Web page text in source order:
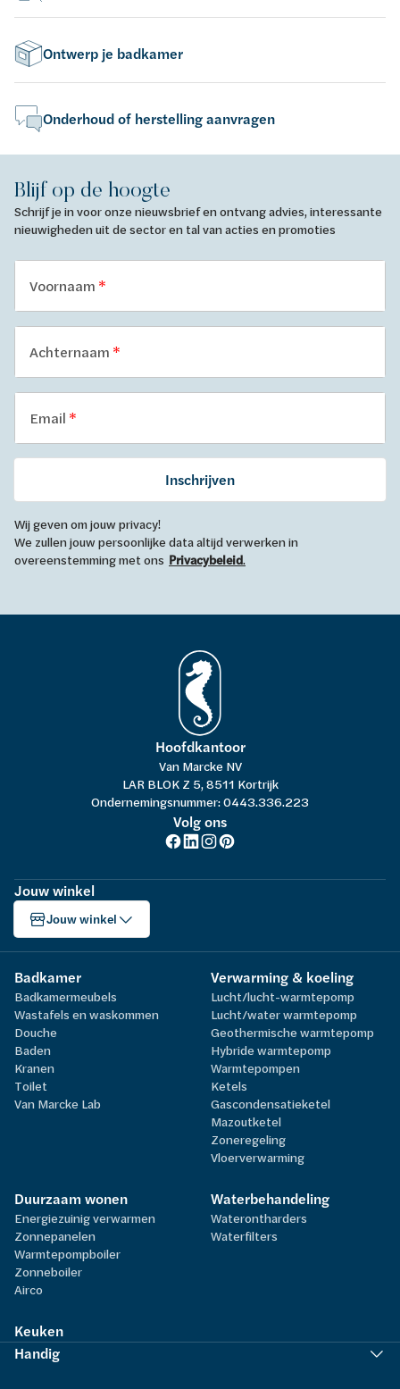
Ontwerp je badkamer
Onderhoud of herstelling aanvragen
Blijf op de hoogte
Schrijf je in voor onze nieuwsbrief en ontvang advies, interessante
nieuwigheden uit de sector en tal van acties en promoties
Voornaam
Achternaam
Email
Inschrijven
Wij geven om jouw privacy!
We zullen jouw persoonlijke data altijd verwerken in
overeenstemming met ons Privacybeleid.
Hoofdkantoor
Van Marcke NV
LAR BLOK Z 5, 8511 Kortrijk
Ondernemingsnummer: 0443.336.223
Volg ons
Jouw winkel
Jouw winkel
Badkamer
Badkamermeubels
Wastafels en waskommen
Douche
Baden
Kranen
Toilet
Van Marcke Lab
Verwarming & koeling
Lucht/lucht-warmtepomp
Lucht/water warmtepomp
Geothermische warmtepomp
Hybride warmtepomp
Warmtepompen
Ketels
Gascondensatieketel
Mazoutketel
Zoneregeling
Vloerverwarming
Duurzaam wonen
Energiezuinig verwarmen
Zonnepanelen
Warmtepompboiler
Zonneboiler
Airco
Waterbehandeling
Waterontharders
Waterfilters
Keuken
Handig